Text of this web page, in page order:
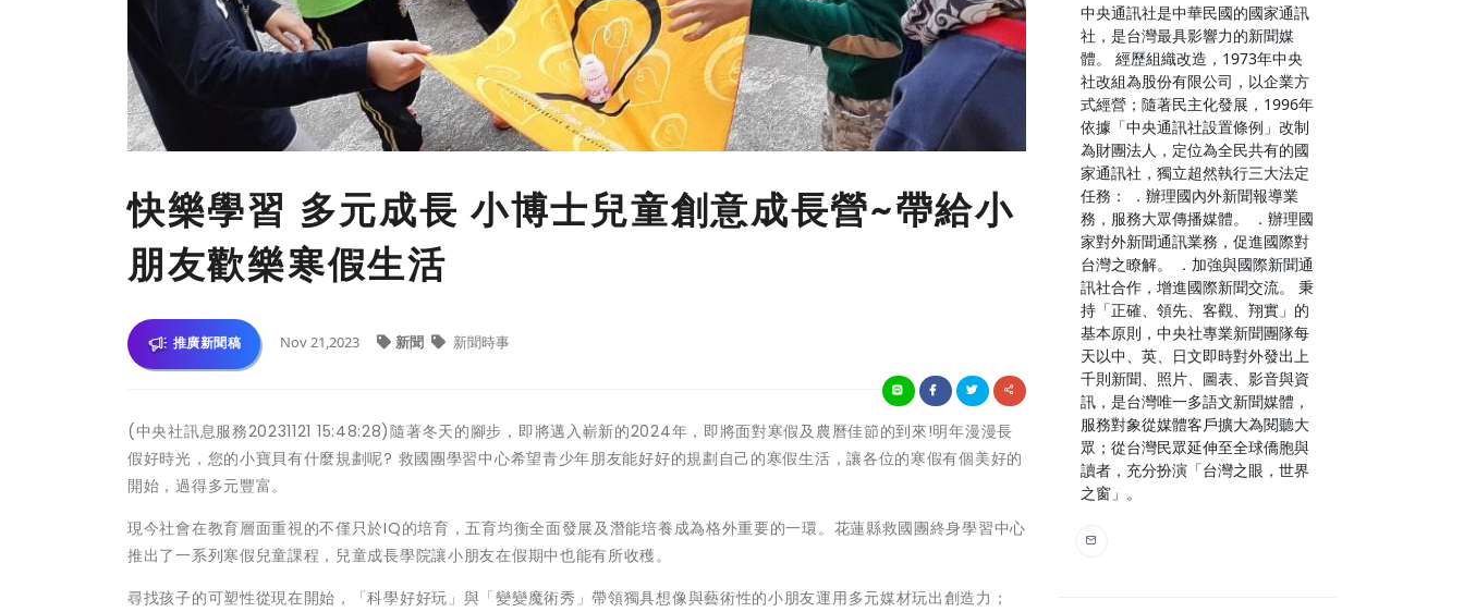
快樂學習 多元成長 小博士兒童創意成長營~帶給小
朋友歡樂寒假生活
推廣新聞稿 Nov 21,2023 新聞 新聞時事
(中央社訊息服務20231121 15:48:28)隨著冬天的腳步，即將邁入嶄新的2024年，即將面對寒假及農曆佳節的到來!明年漫漫長
假好時光，您的小寶貝有什麼規劃呢? 救國團學習中心希望青少年朋友能好好的規劃自己的寒假生活，讓各位的寒假有個美好的
開始，過得多元豐富。
現今社會在教育層面重視的不僅只於IQ的培育，五育均衡全面發展及潛能培養成為格外重要的一環。花蓮縣救國團終身學習中心
推出了一系列寒假兒童課程，兒童成長學院讓小朋友在假期中也能有所收穫。
尋找孩子的可塑性從現在開始，「科學好好玩」與「變變魔術秀」帶領獨具想像與藝術性的小朋友運用多元媒材玩出創造力；
中央通訊社是中華民國的國家通訊
社，是台灣最具影響力的新聞媒
體。 經歷組織改造，1973年中央
社改組為股份有限公司，以企業方
式經營；隨著民主化發展，1996年
依據「中央通訊社設置條例」改制
為財團法人，定位為全民共有的國
家通訊社，獨立超然執行三大法定
任務： ．辦理國內外新聞報導業
務，服務大眾傳播媒體。 ．辦理國
家對外新聞通訊業務，促進國際對
台灣之瞭解。 ．加強與國際新聞通
訊社合作，增進國際新聞交流。 秉
持「正確、領先、客觀、翔實」的
基本原則，中央社專業新聞團隊每
天以中、英、日文即時對外發出上
千則新聞、照片、圖表、影音與資
訊，是台灣唯一多語文新聞媒體，
服務對象從媒體客戶擴大為閱聽大
眾；從台灣民眾延伸至全球僑胞與
讀者，充分扮演「台灣之眼，世界
之窗」。